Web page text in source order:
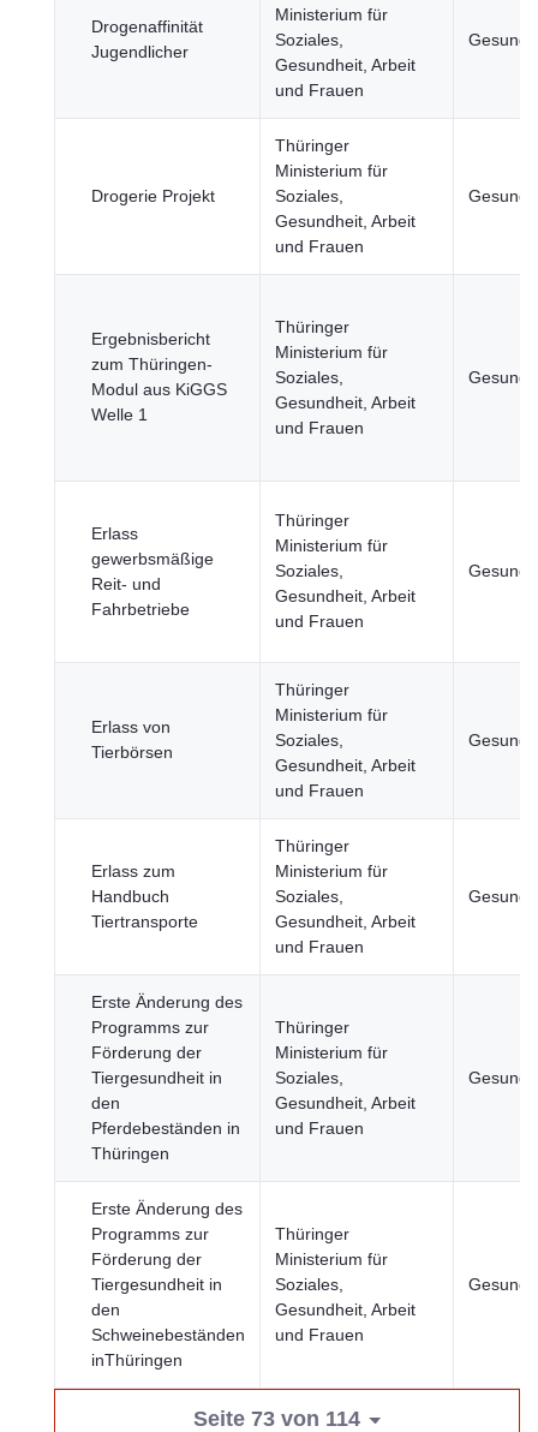
Drogenaffinität
Jugendlicher
Ministerium für
Soziales,
Gesundheit, Arbeit
und Frauen
Drogerie Projekt
Thüringer
Ministerium für
Soziales,
Gesundheit, Arbeit
und Frauen
Ergebnisbericht
zum Thüringen-
Modul aus KiGGS
Welle 1
Thüringer
Ministerium für
Soziales,
Gesundheit, Arbeit
und Frauen
Erlass
gewerbsmäßige
Reit- und
Fahrbetriebe
Thüringer
Ministerium für
Soziales,
Gesundheit, Arbeit
und Frauen
Erlass von
Tierbörsen
Thüringer
Ministerium für
Soziales,
Gesundheit, Arbeit
und Frauen
Erlass zum
Handbuch
Tiertransporte
Thüringer
Ministerium für
Soziales,
Gesundheit, Arbeit
und Frauen
Erste Änderung des
Programms zur
Förderung der
Tiergesundheit in
den
Pferdebeständen in
Thüringen
Thüringer
Ministerium für
Soziales,
Gesundheit, Arbeit
und Frauen
Erste Änderung des
Programms zur
Förderung der
Tiergesundheit in
den
Schweinebeständen
inThüringen
Thüringer
Ministerium für
Soziales,
Gesundheit, Arbeit
und Frauen
Seite 73 von 114